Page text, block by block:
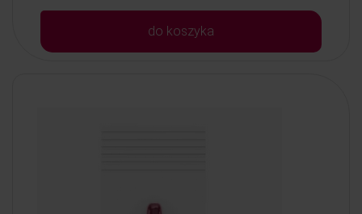
do koszyka